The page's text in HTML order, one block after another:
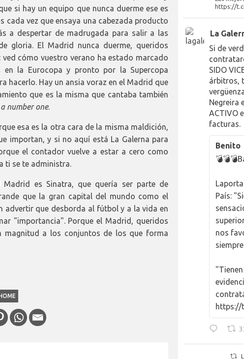
si hay un equipo que nunca duerme ese es
cada vez que ensaya una cabezada producto
a despertar de madrugada para salir a las
gloria. El Madrid nunca duerme, queridos
cómo vuestro verano ha estado marcado
la Eurocopa y pronto por la Supercopa
hacerlo. Hay un ansia voraz en el Madrid que
que es la misma que cantaba también
number one.
esa es la otra cara de la misma maldición,
importan, y si no aquí está La Galerna para
el contador vuelve a estar a cero como
ti se te administra.
Madrid es Sinatra, que quería ser parte de
que la gran capital del mundo como el
que desborda al fútbol y a la vida en
"importancia". Porque el Madrid, queridos
magnitud a los conjuntos de los que forma
https://
La
Si de
SIDO
árbitros,
Negreira
ACTIVO
facturas.
Benito
País:
nos
https://